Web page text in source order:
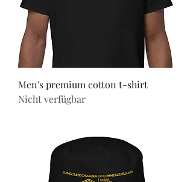
Men's premium cotton t-shirt
Nicht verfügbar